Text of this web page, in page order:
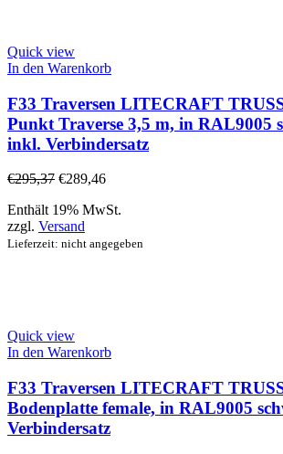
Quick view
In den Warenkorb
F33 Traversen LITECRAFT
Punkt Traverse 3,5 m, in RAL9005
inkl. Verbindersatz
€295,37 €289,46
Enthält 19% MwSt.
zzgl. Versand
Lieferzeit: nicht angegeben
Quick view
In den Warenkorb
F33 Traversen LITECRAFT
Bodenplatte female, in RAL9005
Verbindersatz